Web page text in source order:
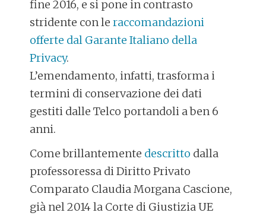
fine 2016, e si pone in contrasto
stridente con leraccomandazioni
offerte dal Garante Italiano della
Privacy.
L’emendamento, infatti, trasforma i
termini di conservazione dei dati
gestiti dalle Telco portandoli a ben 6
anni.
Come brillantemente descritto dalla
professoressa di Diritto Privato
Comparato Claudia Morgana Cascione,
già nel 2014 la Corte di Giustizia UE